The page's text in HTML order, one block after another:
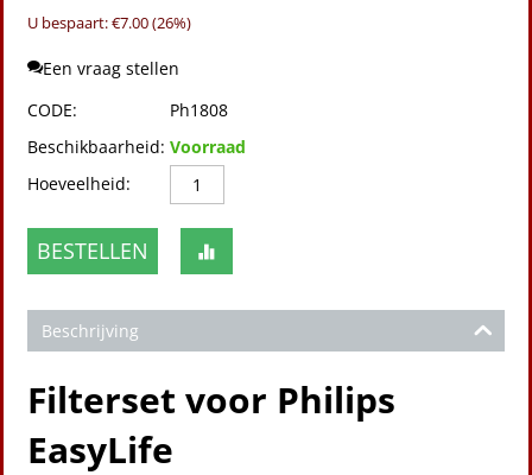
U bespaart: €7.00(26%)
Een vraag stellen
CODE:
Ph1808
Beschikbaarheid: Voorraad
Hoeveelheid:
BESTELLEN
Beschrijving
Filterset voor Philips
EasyLife